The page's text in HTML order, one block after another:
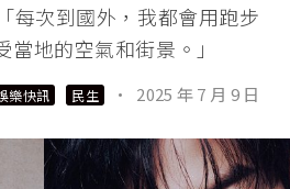
每次到國外，我都會用跑步
當地的空氣和街景。」
樂快訊 民生 · 2025 年 7 月 9 日